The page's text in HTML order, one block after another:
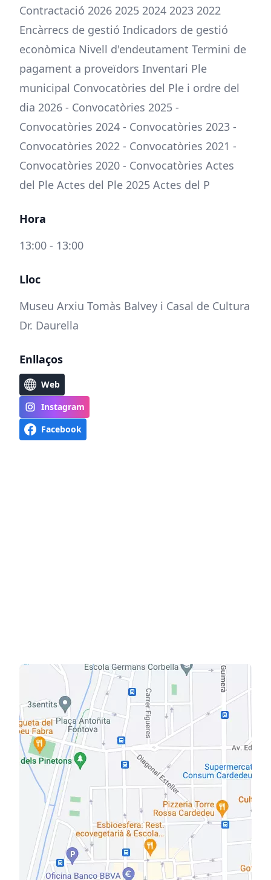
Contractació 2026 2025 2024 2023 2022
Encàrrecs de gestió Indicadors de gestió
econòmica Nivell d'endeutament Termini de
pagament a proveïdors Inventari Ple
municipal Convocatòries del Ple i ordre del
dia 2026 - Convocatòries 2025 -
Convocatòries 2024 - Convocatòries 2023 -
Convocatòries 2022 - Convocatòries 2021 -
Convocatòries 2020 - Convocatòries Actes
del Ple Actes del Ple 2025 Actes del P
Hora
13:00 - 13:00
Lloc
Museu Arxiu Tomàs Balvey i Casal de Cultura
Dr. Daurella
Enllaços
Web
Instagram
Facebook